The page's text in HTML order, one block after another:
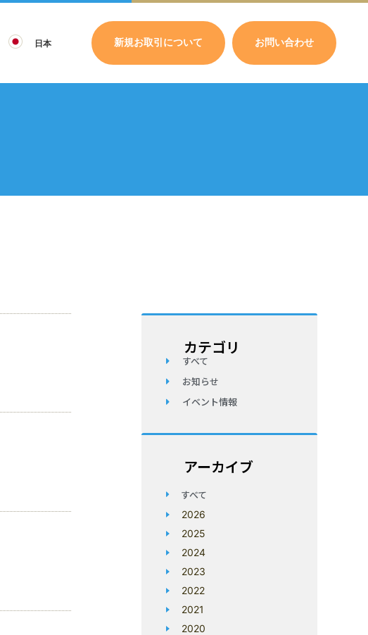
日本 新規お取引について お問い合わせ
カテゴリ
すべて
お知らせ
イベント情報
アーカイブ
すべて
2026
2025
2024
2023
2022
2021
2020